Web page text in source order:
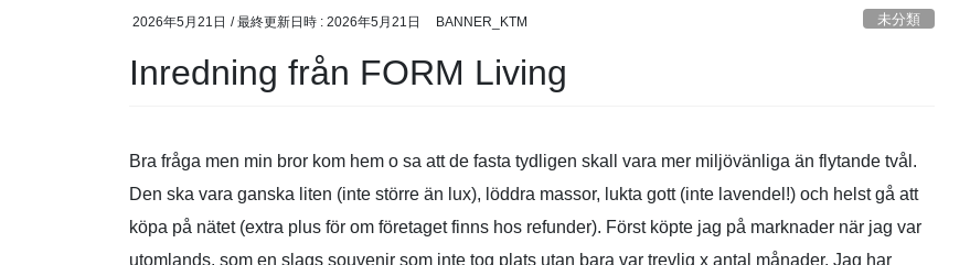
2026年5月21日 / 最終更新日時 : 2026年5月21日 BANNER_KTM 未分類
Inredning från FORM Living
Bra fråga men min bror kom hem o sa att de fasta tydligen skall vara mer miljövänliga än flytande tvål.
Den ska vara ganska liten (inte större än lux), löddra massor, lukta gott (inte lavendel!) och helst gå att
köpa på nätet (extra plus för om företaget finns hos refunder). Först köpte jag på marknader när jag var
utomlands, som en slags souvenir som inte tog plats utan bara var trevlig x antal månader. Jag har